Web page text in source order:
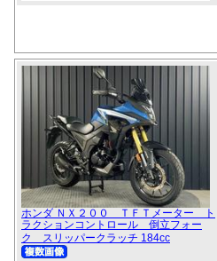
ホンダ ＮＸ２００ ＴＦＴメーター ト
ラクションコントロール 倒立フォー
ク スリッパークラッチ 184cc